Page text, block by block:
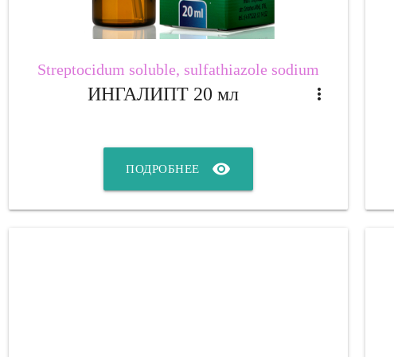
Streptocidum soluble, sulfathiazole sodium
ИНГАЛИПТ 20 мл more_vert
visibility
ПОДРОБНЕЕ